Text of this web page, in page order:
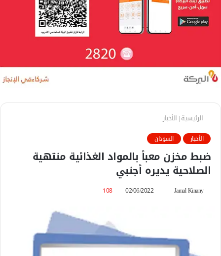
الرئيسية| الأخبار
الأخبار السودان
ضبط مخزن معبأ بالمواد الغذائية منتهية
الصلاحية يديره أجنبي
Jamal Kinany
ب
ر
02/06/2022
108